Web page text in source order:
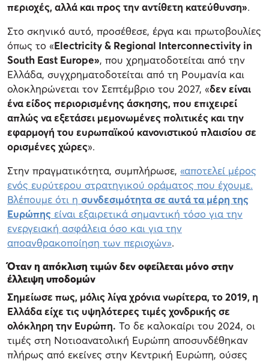
περιοχές, αλλά και προς την αντίθετη κατεύθυνση».
Στο σκηνικό αυτό, προσέθεσε, έργα και πρωτοβουλίες
όπως το «Electricity & Regional Interconnecτivity in
South East Europe», που χρηματοδοτείται από την
Ελλάδα, συγχρηματοδοτείται από τη Ρουμανία και
ολοκληρώνεται τον Σεπτέμβριο του 2027, «δεν είναι
ένα είδος περιορισμένης άσκησης, που επιχειρεί
απλώς να εξετάσει μεμονωμένες πολιτικές και την
εφαρμογή του ευρωπαϊκού κανονιστικού πλαισίου σε
ορισμένες χώρες».
Στην πραγματικότητα, συμπλήρωσε, «αποτελεί μέρος
ενός ευρύτερου στρατηγικού οράματος που έχουμε.
Βλέπουμε ότι η συνδεσιμότητα σε αυτά τα μέρη της
Ευρώπης είναι εξαιρετικά σημαντική τόσο για την
ενεργειακή ασφάλεια όσο και για την
αποανθρακοποίηση των περιοχών».
Όταν η απόκλιση τιμών δεν οφείλεται μόνο στην
έλλειψη υποδομών
Σημείωσε πως, μόλις λίγα χρόνια νωρίτερα, το 2019, η
Ελλάδα είχε τις υψηλότερες τιμές χονδρικής σε
ολόκληρη την Ευρώπη. Το δε καλοκαίρι του 2024, οι
τιμές στη Νοτιοανατολική Ευρώπη αποσυνδέθηκαν
πλήρως από εκείνες στην Κεντρική Ευρώπη, ούσες